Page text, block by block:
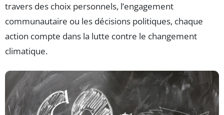
travers des choix personnels, l’engagement
communautaire ou les décisions politiques, chaque
action compte dans la lutte contre le changement
climatique.